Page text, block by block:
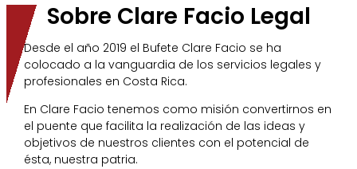
Sobre Clare Facio Legal
Desde el año 2019 el Bufete Clare Facio se ha
colocado a la vanguardia de los servicios legales y
profesionales en Costa Rica.
En Clare Facio tenemos como misión convertirnos en
el puente que facilita la realización de las ideas y
objetivos de nuestros clientes con el potencial de
ésta, nuestra patria.